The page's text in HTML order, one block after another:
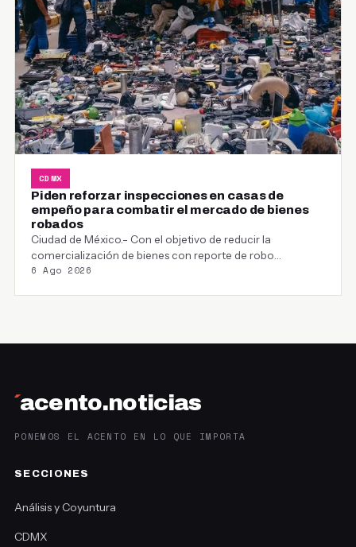
CDMX
Piden reforzar inspecciones en casas de
empeño para combatir el mercado de bienes
robados
Ciudad de México.- Con el objetivo de reducir la
comercialización de bienes con reporte de robo…
6 Ago 2026
´acento.noticias
PONEMOS EL ACENTO EN LO QUE IMPORTA
SECCIONES
Análisis y Coyuntura
CDMX